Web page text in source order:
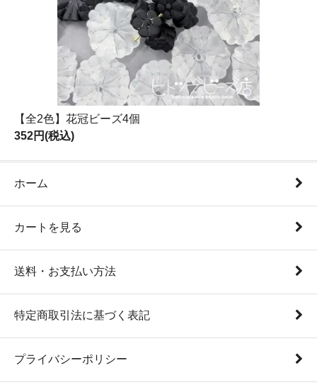
【全2色】花冠ビーズ4個
352円(税込)
ホーム
カートを見る
送料・お支払い方法
特定商取引法に基づく表記
プライバシーポリシー